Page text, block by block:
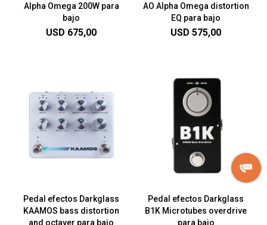
Alpha Omega 200W para
bajo
USD 675,00
AO Alpha Omega distortion
EQ para bajo
USD 575,00
Pedal efectos Darkglass
KAAMOS bass distortion
and octaver para bajo
Pedal efectos Darkglass
B1K Microtubes overdrive
para bajo